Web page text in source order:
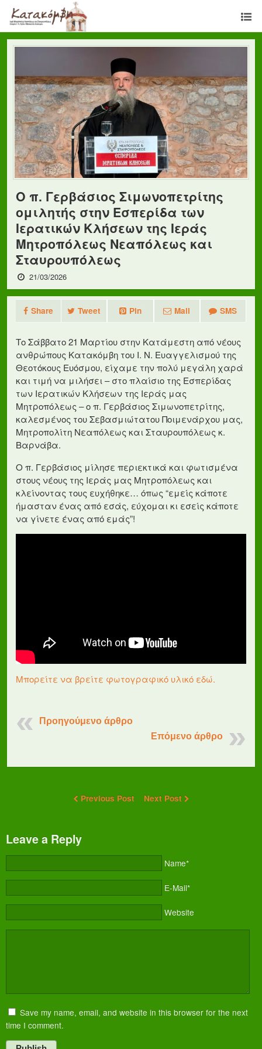
Ο π. Γερβάσιος Σιμωνοπετρίτης
ομιλητής στην Εσπερίδα των
Ιερατικών Κλήσεων της Ιεράς
Μητροπόλεως Νεαπόλεως και
Σταυρουπόλεως
21/03/2026
Share Tweet Pin Mail SMS
Το Σάββατο 21 Μαρτίου στην Κατάμεστη από νέους
ανθρώπους Κατακόμβη του Ι. Ν. Ευαγγελισμού της
Θεοτόκους Ευόσμου, είχαμε την πολύ μεγάλη χαρά
και τιμή να μιλήσει – στο πλαίσιο της Εσπερίδας
των Ιερατικών Κλήσεων της Ιεράς μας
Μητροπόλεως – ο π. Γερβάσιος Σιμωνοπετρίτης,
καλεσμένος του Σεβασμιώτατου Ποιμενάρχου μας,
Μητροπολίτη Νεαπόλεως και Σταυρουπόλεως κ.
Βαρνάβα.
Ο π. Γερβάσιος μίλησε περιεκτικά και φωτισμένα
στους νέους της Ιεράς μας Μητροπόλεως και
κλείνοντας τους ευχήθηκε… όπως “εμείς κάποτε
ήμασταν ένας από εσάς, εύχομαι κι εσείς κάποτε
να γίνετε ένας από εμάς”!
Μπορείτε να βρείτε φωτογραφικό υλικό εδώ.
Προηγούμενο άρθρο
Επόμενο άρθρο
Previous Post Next Post
Leave a Reply
Name*
E-Mail*
Website
Save my name, email, and website in this browser for the next
time I comment.